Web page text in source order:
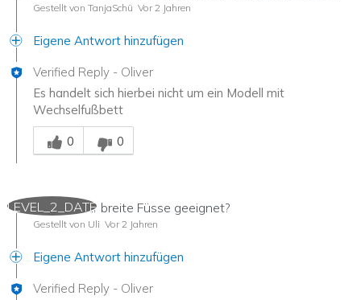
Gestellt von TanjaSchü Vor 2 Jahren
Eigene Antwort hinzufügen
Verified Reply - Oliver
Es handelt sich hierbei nicht um ein Modell mit
Wechselfußbett
Mitarbeiter-Gutachter
0
0
LEVEL_2_DATE
Sind die für breite Füsse geeignet?
Gestellt von Uli Vor 2 Jahren
Eigene Antwort hinzufügen
Verified Reply - Oliver